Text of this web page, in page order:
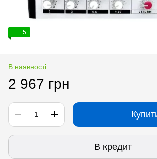
5
В наявності
2 967 грн
В кредит